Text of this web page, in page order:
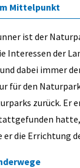
Mittelpunkt
ist der
Interessen der
dabei immer
für den
zurück. Er
die Errichtung